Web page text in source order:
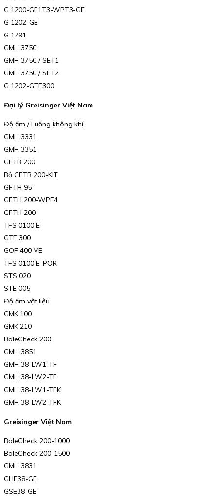
G 1200-GF1T3-WPT3-GE
G 1202-GE
G 1791
GMH 3750
GMH 3750 / SET1
GMH 3750 / SET2
G 1202-GTF300
Đại lý Greisinger Việt Nam
Độ ẩm / Luồng không khí
GMH 3331
GMH 3351
GFTB 200
Bộ GFTB 200-KIT
GFTH 95
GFTH 200-WPF4
GFTH 200
TFS 0100 E
GTF 300
GOF 400 VE
TFS 0100 E-POR
STS 020
STE 005
Độ ẩm vật liệu
GMK 100
GMK 210
BaleCheck 200
GMH 3851
GMH 38-LW1-TF
GMH 38-LW2-TF
GMH 38-LW1-TFK
GMH 38-LW2-TFK
Greisinger Việt Nam
BaleCheck 200-1000
BaleCheck 200-1500
GMH 3831
GHE38-GE
GSE38-GE